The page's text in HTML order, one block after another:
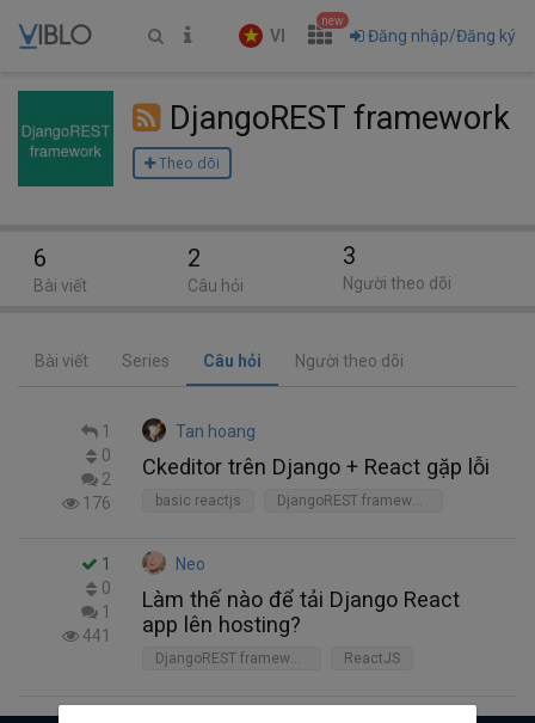
VI
new
Đăng nhập/Đăng ký
DjangoREST framework
Theo dõi
Bài viết Series Câu hỏi Người theo dõi
1
0
2
176
Tan hoang
Ckeditor trên Django + React gặp lỗi
basic reactjs DjangoREST framework
1
0
1
441
Neo
Làm thế nào để tải Django React
app lên hosting?
DjangoREST framework ReactJS
6
Bài viết
2
Câu hỏi
3
Người theo dõi